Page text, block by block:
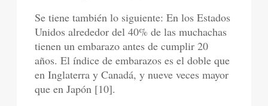
Se tiene también lo siguiente: En los Estados
Unidos alrededor del 40% de las muchachas
tienen un embarazo antes de cumplir 20
años. El índice de embarazos es el doble que
en Inglaterra y Canadá, y nueve veces mayor
que en Japón [10].